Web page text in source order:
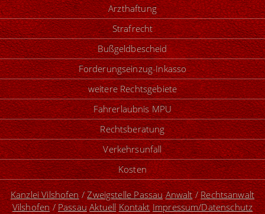
Arzthaftung
Strafrecht
Bußgeldbescheid
Forderungseinzug-Inkasso
weitere Rechtsgebiete
Fahrerlaubnis MPU
Rechtsberatung
Verkehrsunfall
Kosten
Kanzlei Vilshofen/Zweigstelle Passau Anwalt/Rechtsanwalt
Vilshofen/Passau Aktuell Kontakt Impressum/Datenschutz